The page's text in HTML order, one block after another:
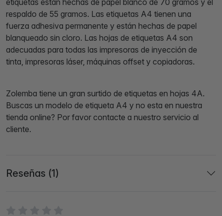
etiquetas están hechas de papel blanco de 70 gramos y el
respaldo de 55 gramos. Las etiquetas A4 tienen una
fuerza adhesiva permanente y están hechas de papel
blanqueado sin cloro. Las hojas de etiquetas A4 son
adecuadas para todas las impresoras de inyección de
tinta, impresoras láser, máquinas offset y copiadoras.
Zolemba tiene un gran surtido de etiquetas en hojas 4A.
Buscas un modelo de etiqueta A4 y no esta en nuestra
tienda online? Por favor contacte a nuestro servicio al
cliente.
Reseñas (1)